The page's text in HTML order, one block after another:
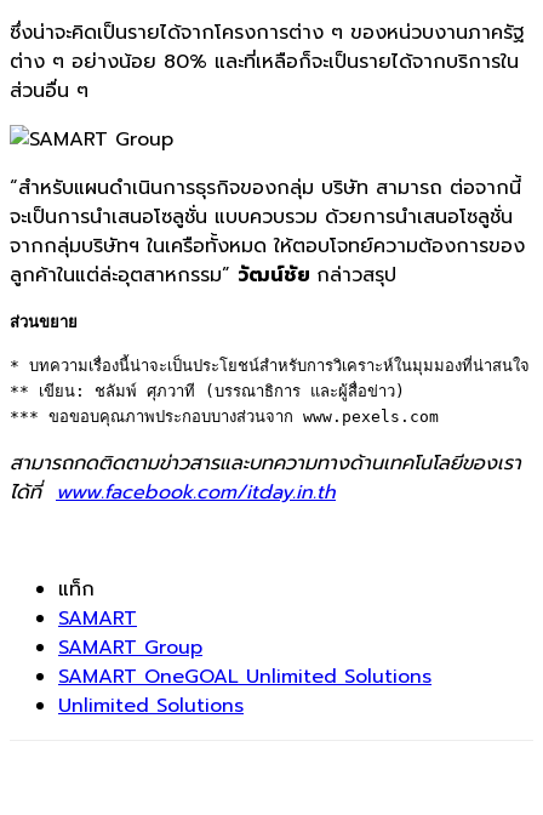
ซึ่งน่าจะคิดเป็นรายได้จากโครงการต่าง ๆ ของหน่วบงานภาครัฐ
ต่าง ๆ อย่างน้อย 80% และที่เหลือก็จะเป็นรายได้จากบริการใน
ส่วนอื่น ๆ
“สำหรับแผนดำเนินการธุรกิจของกลุ่ม บริษัท สามารถ ต่อจากนี้
จะเป็นการนำเสนอโซลูชั่น แบบควบรวม ด้วยการนำเสนอโซลูชั่น
จากกลุ่มบริษัทฯ ในเครือทั้งหมด ให้ตอบโจทย์ความต้องการของ
ลูกค้าในแต่ล่ะอุตสาหกรรม” วัฒน์ชัย กล่าวสรุป
ส่วนขยาย
* บทความเรื่องนี้น่าจะเป็นประโยชน์สำหรับการวิเคราะห์ในมุมมองที่น่าสนใจ
** เขียน: ชลัมพ์ ศุภวาที (บรรณาธิการ และผู้สื่อข่าว)
*** ขอขอบคุณภาพประกอบบางส่วนจาก www.pexels.com
สามารถกดติดตามข่าวสารและบทความทางด้านเทคโนโลยีของเรา
ได้ที่ www.facebook.com/itday.in.th
แท็ก
SAMART
SAMART Group
SAMART OneGOAL Unlimited Solutions
Unlimited Solutions